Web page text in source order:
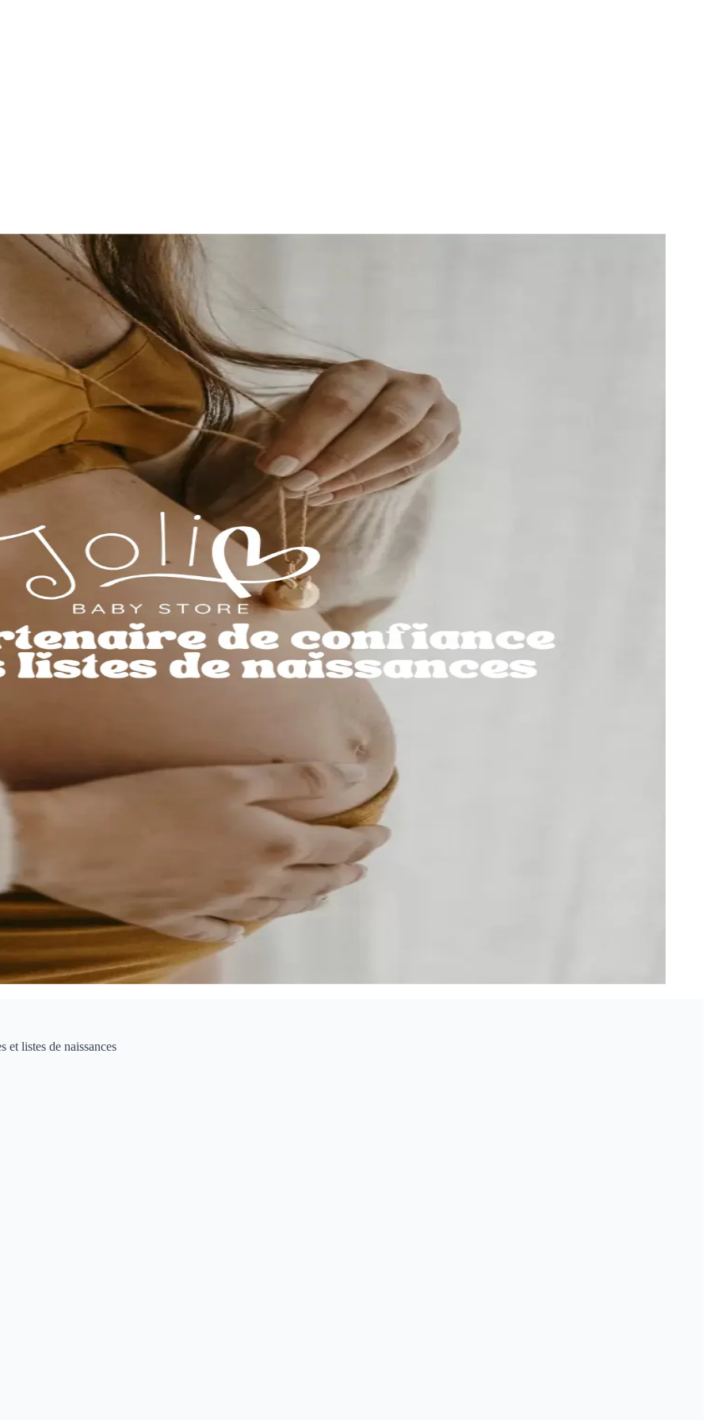
| Marche-en-Famenne, Belgique
listes de naissances